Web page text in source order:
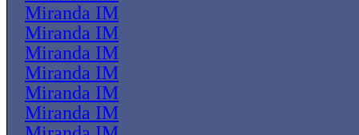
Miranda IM
Miranda IM
Miranda IM
Miranda IM
Miranda IM
Miranda IM